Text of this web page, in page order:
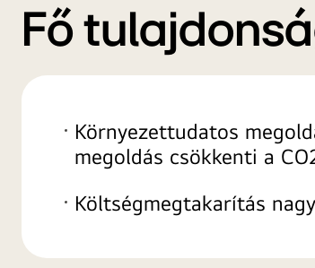
Fő
Környezettudatos
megoldás csökkenti a
Költségmegtakarítás